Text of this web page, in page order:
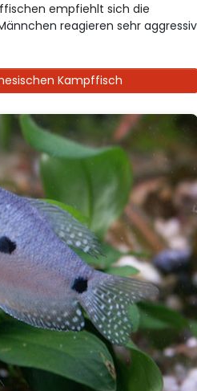
empfiehlt sich die
reagieren sehr aggressiv
Kampffisch